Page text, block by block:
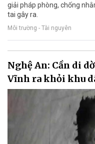
giải pháp phòng, chống
tai gây ra.
Môi trường - Tài nguyên
Nghệ An: Cần di
Vĩnh ra khỏi khu